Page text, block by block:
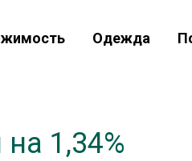
Одежда
1,34%